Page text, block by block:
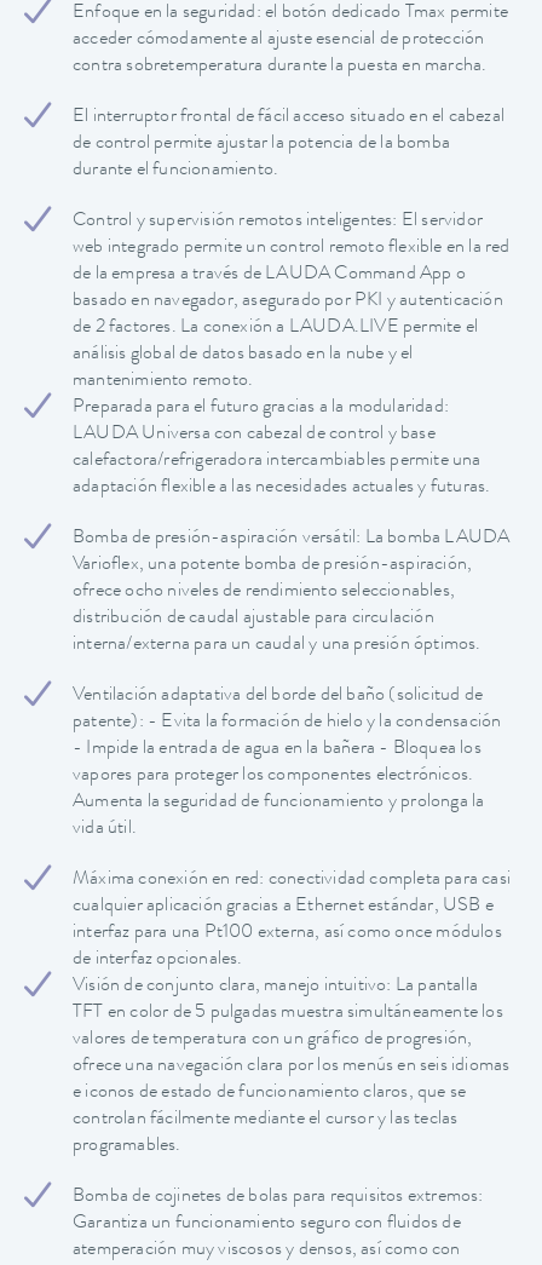
Enfoque en la seguridad: el botón dedicado Tmax permite
acceder cómodamente al ajuste esencial de protección
contra sobretemperatura durante la puesta en marcha.
El interruptor frontal de fácil acceso situado en el cabezal
de control permite ajustar la potencia de la bomba
durante el funcionamiento.
Control y supervisión remotos inteligentes: El servidor
web integrado permite un control remoto flexible en la red
de la empresa a través de LAUDA Command App o
basado en navegador, asegurado por PKI y autenticación
de 2 factores. La conexión a LAUDA.LIVE permite el
análisis global de datos basado en la nube y el
mantenimiento remoto.
Preparada para el futuro gracias a la modularidad:
LAUDA Universa con cabezal de control y base
calefactora/refrigeradora intercambiables permite una
adaptación flexible a las necesidades actuales y futuras.
Bomba de presión-aspiración versátil: La bomba LAUDA
Varioflex, una potente bomba de presión-aspiración,
ofrece ocho niveles de rendimiento seleccionables,
distribución de caudal ajustable para circulación
interna/externa para un caudal y una presión óptimos.
Ventilación adaptativa del borde del baño (solicitud de
patente): - Evita la formación de hielo y la condensación
- Impide la entrada de agua en la bañera - Bloquea los
vapores para proteger los componentes electrónicos.
Aumenta la seguridad de funcionamiento y prolonga la
vida útil.
Máxima conexión en red: conectividad completa para casi
cualquier aplicación gracias a Ethernet estándar, USB e
interfaz para una Pt100 externa, así como once módulos
de interfaz opcionales.
Visión de conjunto clara, manejo intuitivo: La pantalla
TFT en color de 5 pulgadas muestra simultáneamente los
valores de temperatura con un gráfico de progresión,
ofrece una navegación clara por los menús en seis idiomas
e iconos de estado de funcionamiento claros, que se
controlan fácilmente mediante el cursor y las teclas
programables.
Bomba de cojinetes de bolas para requisitos extremos:
Garantiza un funcionamiento seguro con fluidos de
atemperación muy viscosos y densos, así como con